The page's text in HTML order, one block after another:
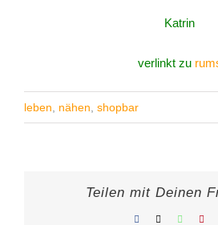
Katrin
verlinkt zu
leben, nähen, shopbar
Teilen mit Deinen
Facebook
X